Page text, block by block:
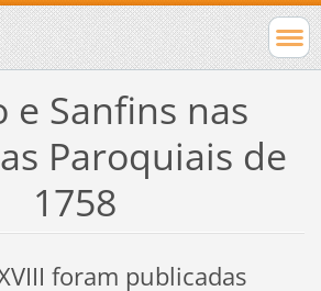
e Sanfins nas
Paroquiais de
1758
foram publicadas